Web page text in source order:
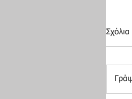
Σχόλια